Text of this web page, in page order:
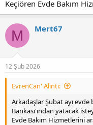
Keçiören Evde Bakım
M Mert67
12 Şub 2026
EvrenCan' Alıntı:
Arkadaşlar Şubat ayı
Bankası'ından yatacak
Evde Bakım Hizmetlerini